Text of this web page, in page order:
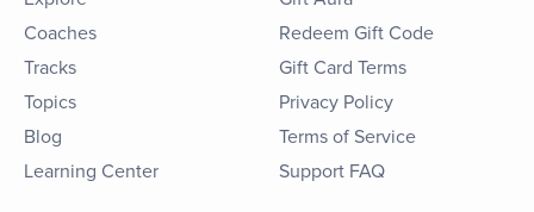
Coaches
Tracks
Topics
Blog
Learning Center
Redeem Gift Code
Gift Card Terms
Privacy Policy
Terms of Service
Support FAQ